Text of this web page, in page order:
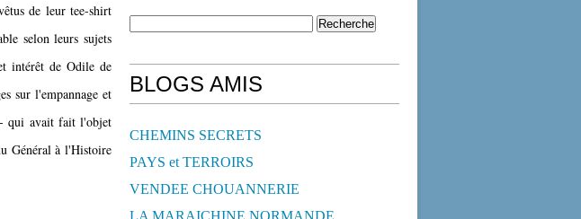
de leur tee-shirt
selon leurs sujets
intérêt de Odile de
sur l'empannage et
- qui avait fait l'objet
Général à l'Histoire
BLOGS AMIS
CHEMINS SECRETS
PAYS et TERROIRS
VENDEE CHOUANNERIE
LA MARAICHINE NORMANDE